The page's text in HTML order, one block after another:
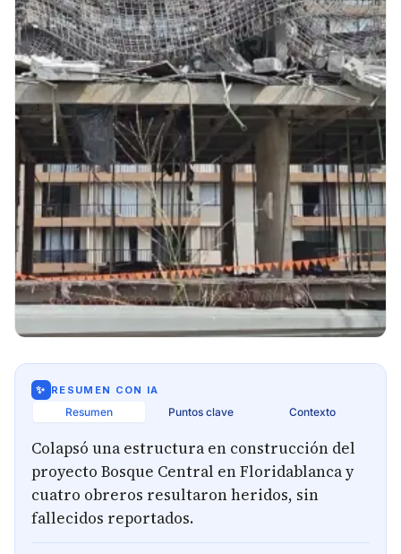
✨ RESUMEN CON IA
Resumen Puntos clave Contexto
Colapsó una estructura en construcción del
proyecto Bosque Central en Floridablanca y
cuatro obreros resultaron heridos, sin
fallecidos reportados.